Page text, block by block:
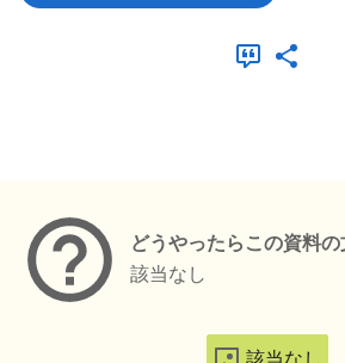
どうやったらこの資料の
該当なし
該当なし